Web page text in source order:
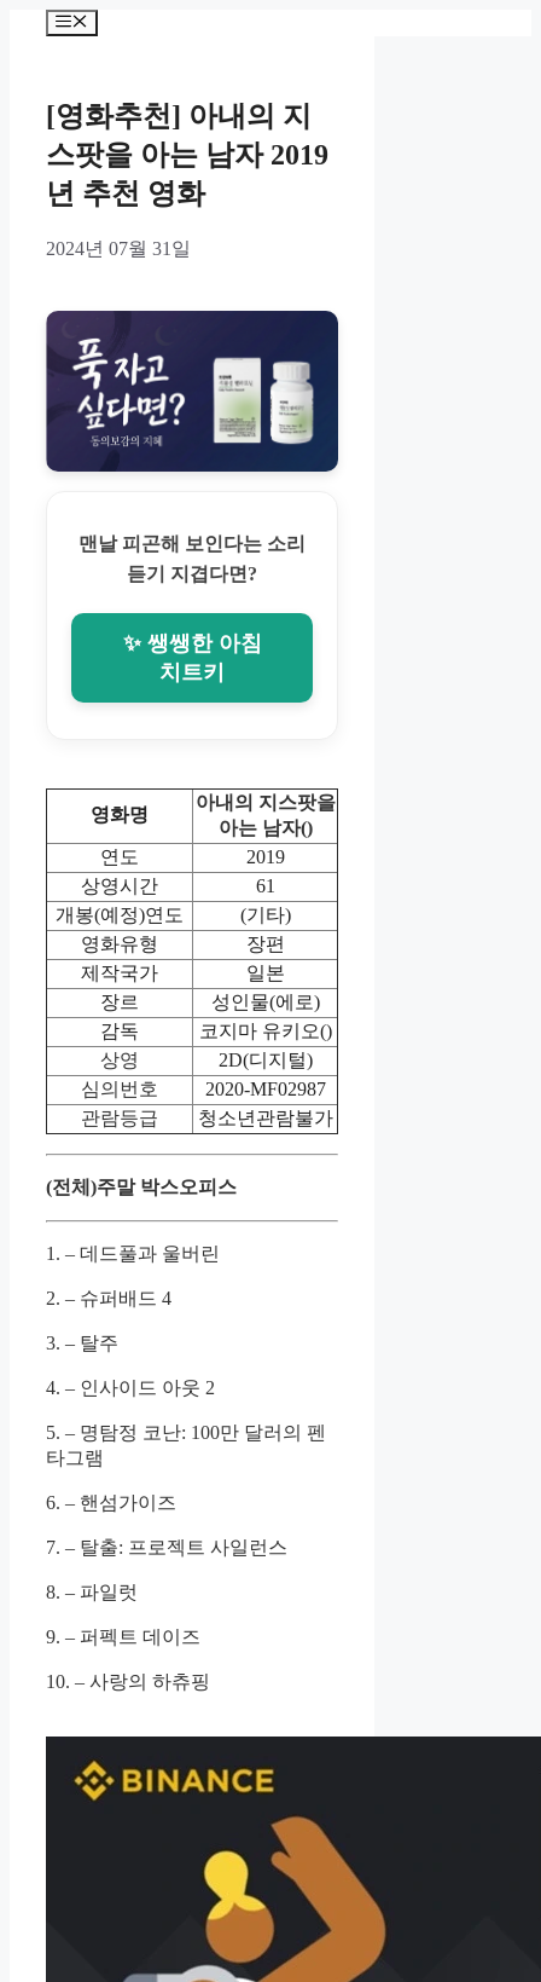
Menu
[영화추천] 아내의 지
스팟을 아는 남자 2019
년 추천 영화
2024년 07월 31일
맨날 피곤해 보인다는 소리
듣기 지겹다면?
✨ 쌩쌩한 아침
치트키
영화명
아내의 지스팟을
아는 남자()
연도
2019
상영시간
61
개봉(예정)연도
(기타)
영화유형
장편
제작국가
일본
장르
성인물(에로)
감독
코지마 유키오()
상영
2D(디지털)
심의번호
2020-MF02987
관람등급
청소년관람불가
(전체)주말 박스오피스
1. – 데드풀과 울버린
2. – 슈퍼배드 4
3. – 탈주
4. – 인사이드 아웃 2
5. – 명탐정 코난: 100만 달러의 펜
타그램
6. – 핸섬가이즈
7. – 탈출: 프로젝트 사일런스
8. – 파일럿
9. – 퍼펙트 데이즈
10. – 사랑의 하츄핑